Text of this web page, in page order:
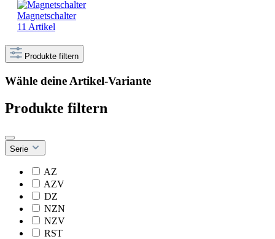
Magnetschalter
11 Artikel
Produkte filtern
Wähle deine Artikel-Variante
Produkte filtern
Serie
AZ
AZV
DZ
NZN
NZV
RST